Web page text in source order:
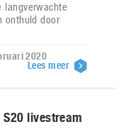
langverwachte
onthuld door
2020
Lees meer
livestream